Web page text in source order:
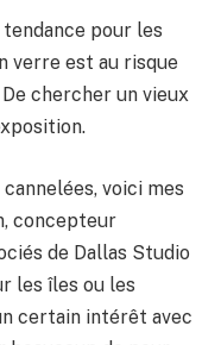
pour les
verre est au risque
chercher un vieux
voici mes
concepteur
de Dallas Studio
les îles ou les
certain intérêt avec